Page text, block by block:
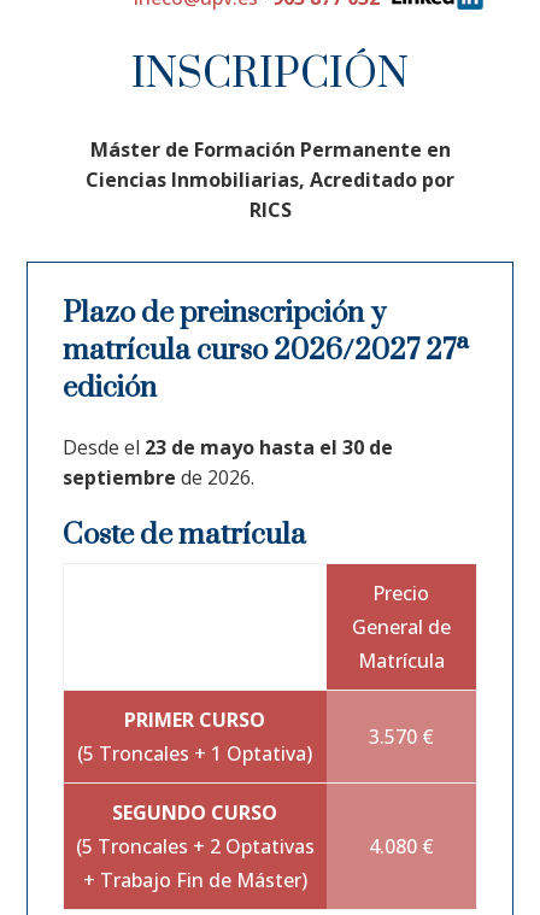
INSCRIPCIÓN
Máster de Formación Permanente en
Ciencias Inmobiliarias, Acreditado por
RICS
Plazo de preinscripción y
matrícula curso 2026/2027 27ª
edición
Desde el 23 de mayo hasta el 30 de
septiembre de 2026.
Coste de matrícula
Precio
General de
Matrícula
PRIMER CURSO
(5 Troncales + 1 Optativa)
3.570 €
SEGUNDO CURSO
(5 Troncales + 2 Optativas
+ Trabajo Fin de Máster)
4.080 €